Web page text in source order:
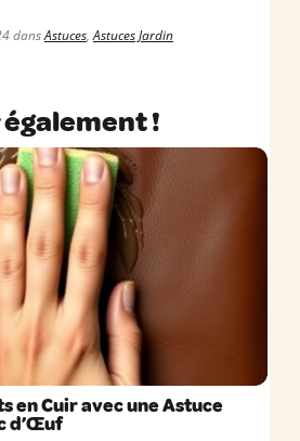
dansAstuces,Astuces Jardin
!
en Cuir avec une Astuce
d’Œuf